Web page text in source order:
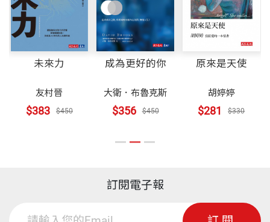
未來力
友村晉
$383 $450
成為更好的你
大衛．布魯克斯
$356 $450
原來是天使
胡婷婷
$281 $330
訂閱電子報